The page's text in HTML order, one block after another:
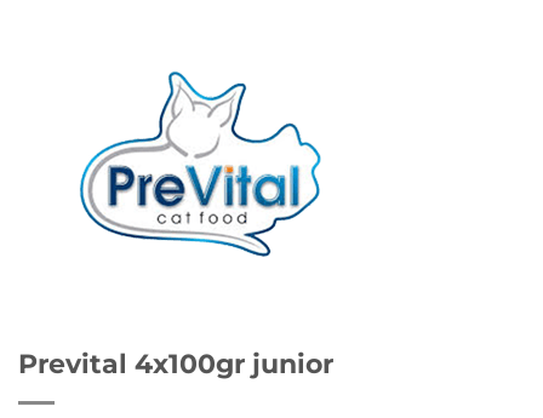
Prevital 4x100gr junior